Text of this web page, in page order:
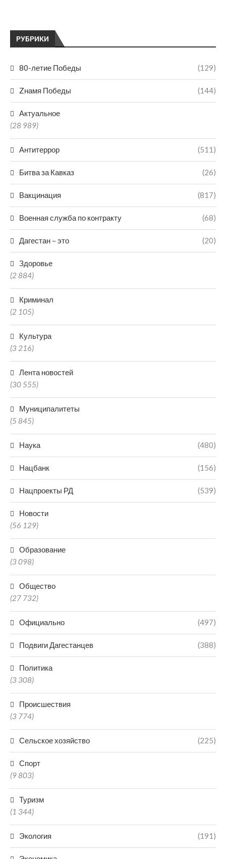
РУБРИКИ
80-летие Победы (129)
Zнамя Победы (144)
Актуальное
(28 989)
Антитеррор (511)
Битва за Кавказ (26)
Вакцинация (817)
Военная служба по контракту (68)
Дагестан – это (20)
Здоровье
(2 884)
Криминал
(2 105)
Культура
(3 216)
Лента новостей
(30 555)
Муниципалитеты
(5 845)
Наука (480)
Нацбанк (156)
Нацпроекты РД (539)
Новости
(56 129)
Образование
(3 098)
Общество
(27 732)
Официально (497)
Подвиги Дагестанцев (388)
Политика
(3 308)
Происшествия
(3 774)
Сельское хозяйство (225)
Спорт
(9 803)
Туризм
(1 344)
Экология (191)